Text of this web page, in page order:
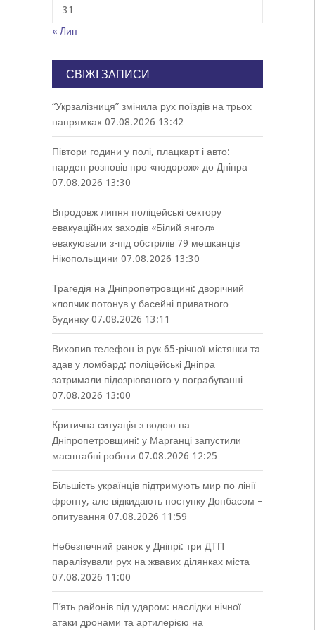
31
« Лип
СВІЖІ ЗАПИСИ
“Укрзалізниця” змінила рух поїздів на трьох
напрямках 07.08.2026 13:42
Півтори години у полі, плацкарт і авто:
нардеп розповів про «подорож» до Дніпра
07.08.2026 13:30
Впродовж липня поліцейські сектору
евакуаційних заходів «Білий янгол»
евакуювали з-під обстрілів 79 мешканців
Нікопольщини 07.08.2026 13:30
Трагедія на Дніпропетровщині: дворічний
хлопчик потонув у басейні приватного
будинку 07.08.2026 13:11
Вихопив телефон із рук 65-річної містянки та
здав у ломбард: поліцейські Дніпра
затримали підозрюваного у пограбуванні
07.08.2026 13:00
Критична ситуація з водою на
Дніпропетровщині: у Марганці запустили
масштабні роботи 07.08.2026 12:25
Більшість українців підтримують мир по лінії
фронту, але відкидають поступку Донбасом –
опитування 07.08.2026 11:59
Небезпечний ранок у Дніпрі: три ДТП
паралізували рух на жвавих ділянках міста
07.08.2026 11:00
П’ять районів під ударом: наслідки нічної
атаки дронами та артилерією на